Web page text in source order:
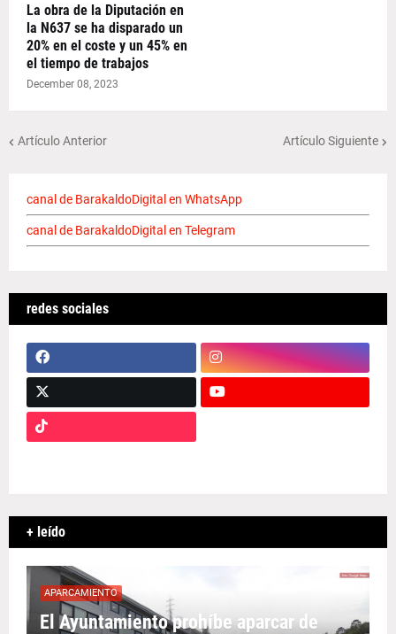
La obra de la Diputación en
la N637 se ha disparado un
20% en el coste y un 45% en
el tiempo de trabajos
December 08, 2023
Artículo Anterior Artículo Siguiente
canal de BarakaldoDigital en WhatsApp
canal de BarakaldoDigital en Telegram
redes sociales
+ leído
APARCAMIENTO
El Ayuntamiento prohíbe aparcar de